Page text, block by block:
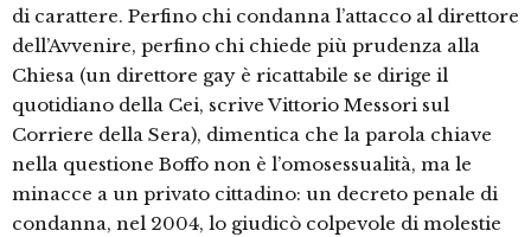
di carattere. Perfino chi condanna l’attacco al direttore
dell’Avvenire, perfino chi chiede più prudenza alla
Chiesa (un direttore gay è ricattabile se dirige il
quotidiano della Cei, scrive Vittorio Messori sul
Corriere della Sera), dimentica che la parola chiave
nella questione Boffo non è l’omosessualità, ma le
minacce a un privato cittadino: un decreto penale di
condanna, nel 2004, lo giudicò colpevole di molestie